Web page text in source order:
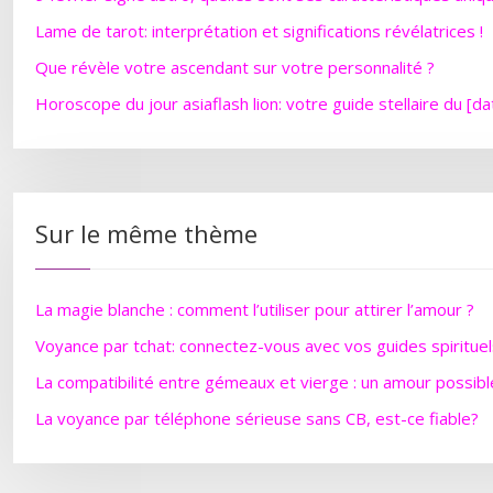
Lame de tarot: interprétation et significations révélatrices !
Que révèle votre ascendant sur votre personnalité ?
Horoscope du jour asiaflash lion: votre guide stellaire du
Sur le même thème
La magie blanche : comment l’utiliser pour attirer l’amour ?
Voyance par tchat: connectez-vous avec vos guides
La compatibilité entre gémeaux et vierge : un amour
La voyance par téléphone sérieuse sans CB, est-ce fiable?